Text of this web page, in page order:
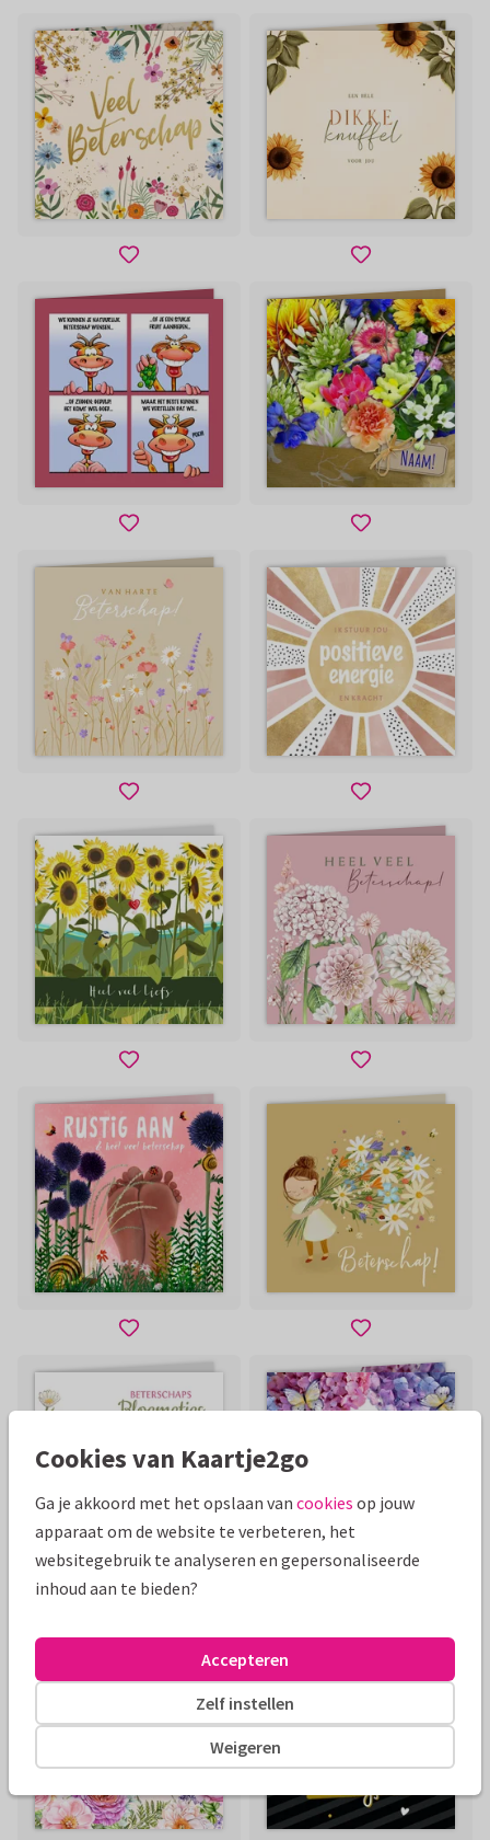
Cookies van Kaartje2go
Ga je akkoord met het opslaan van cookies op jouw
apparaat om de website te verbeteren, het
websitegebruik te analyseren en gepersonaliseerde
inhoud aan te bieden?
Weigeren
Zelf instellen
Accepteren